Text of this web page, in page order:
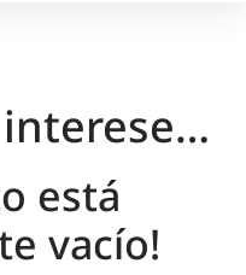
está
vacío!